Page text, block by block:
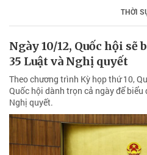
THỜI
Ngày 10/12, Quốc hội sẽ
35 Luật và Nghị quyết
Theo chương trình Kỳ họp thứ 10,
Quốc hội dành trọn cả ngày để
Nghị quyết.